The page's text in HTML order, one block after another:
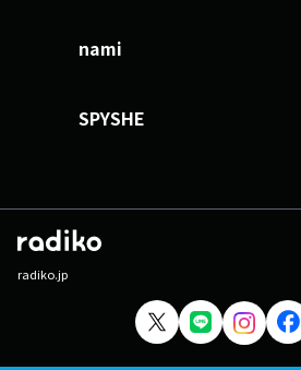
nami
SPYSHE
radiko.jp